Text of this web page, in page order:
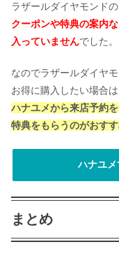
ラザールダイヤモンド
クーポンや特典の案内
入っていませんでした。
なのでラザールダイヤ
お得に購入したい場合は
ハナユメから来店予約
特典をもらうのがおす
ハナユ
まとめ